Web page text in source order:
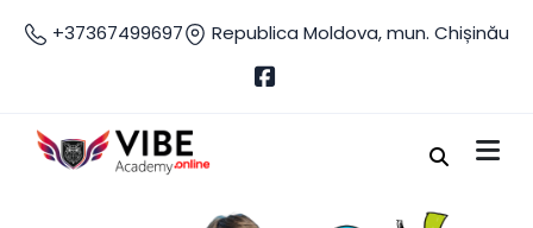
+37367499697 Republica Moldova, mun. Chișinău